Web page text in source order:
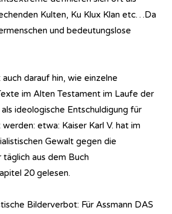
Kulten, Ku Klux Klan etc…Da
und bedeutungslose
darauf hin, wie einzelne
im Alten Testament im Laufe der
ideologische Entschuldigung für
etwa: Kaiser Karl V. hat im
Gewalt gegen die
täglich aus dem Buch
20 gelesen.
Bilderverbot: Für Assmann DAS